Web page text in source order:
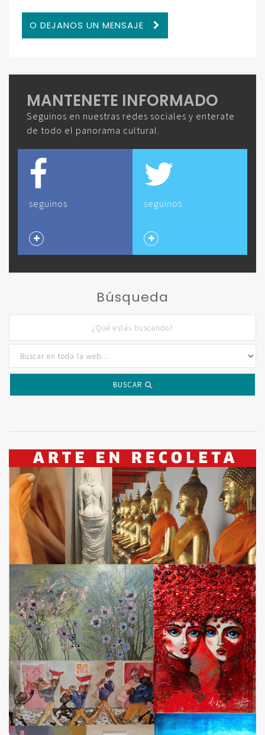
O DEJANOS UN MENSAJE
MANTENETE INFORMADO
Seguinos en nuestras redes sociales y enterate
de todo el panorama cultural.
seguinos seguinos
Búsqueda
BUSCAR